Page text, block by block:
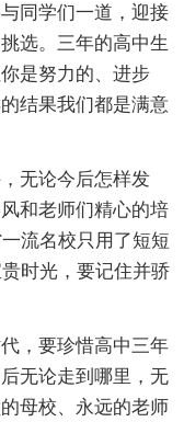
同学们一道，迎接
选。三年的高中生
是努力的、进步
结果我们都是满意
无论今后怎样发
和老师们精心的培
流名校只用了短短
时光，要记住并骄
，要珍惜高中三年
无论走到哪里，无
母校、永远的老师